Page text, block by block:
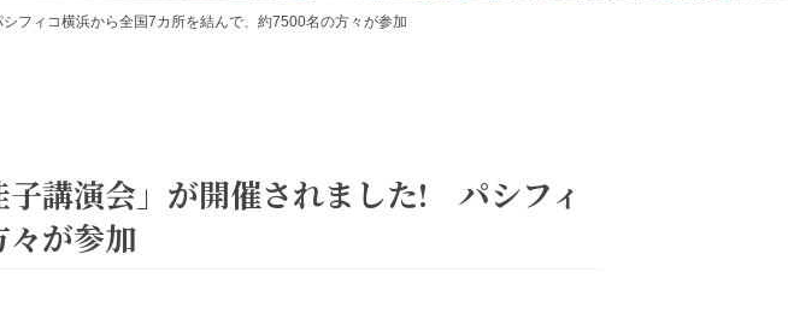
フィコ横浜から全国7カ所を結んで、約7500名の方々が参加
が参加